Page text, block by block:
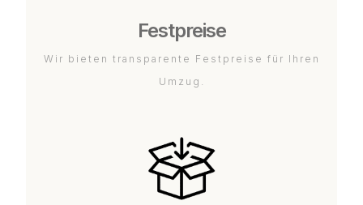
Festpreise
Wir bieten transparente Festpreise für Ihren
Umzug.